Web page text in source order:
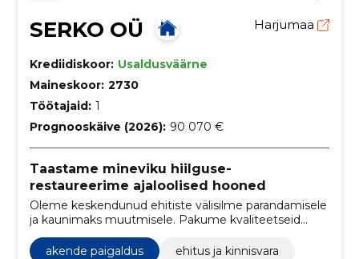
SERKO OÜ Harjumaa
Krediidiskoor: Usaldusväärne
Maineskoor: 2730
Töötajaid: 1
Prognooskäive (2026): 90 070 €
Taastame mineviku hiilguse-
restaureerime ajaloolised hooned
Oleme keskendunud ehitiste välisilme parandamisele
ja kaunimaks muutmisele. Pakume kvaliteetseid
ehitusteenuseid, et tagada hoone esteetiline ja
funktsionaalne taastamine ning klientide rahulolu.
akende paigaldus
ehitus ja kinnisvara